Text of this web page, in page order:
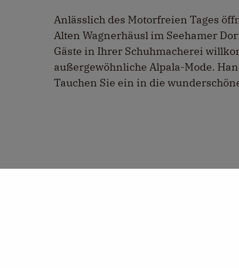
Anlässlich des Motorfreien Tages
Alten Wagnerhäusl im Seehamer
Gäste in Ihrer Schuhmacherei
außergewöhnliche Alpala-Mode.
Tauchen Sie ein in die